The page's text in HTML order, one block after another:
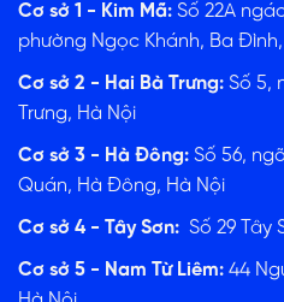
Cơ sở 1 - Kim Mã: Số 22A
phường Ngọc Khánh, Ba
Cơ sở 2 - Hai Bà Trưng: Số 5,
Trưng, Hà Nội
Cơ sở 3 - Hà Đông: Số 56,
Quán, Hà Đông, Hà Nội
Cơ sở 4 - Tây Sơn: Số 29 Tây
Cơ sở 5 - Nam Từ Liêm: 44